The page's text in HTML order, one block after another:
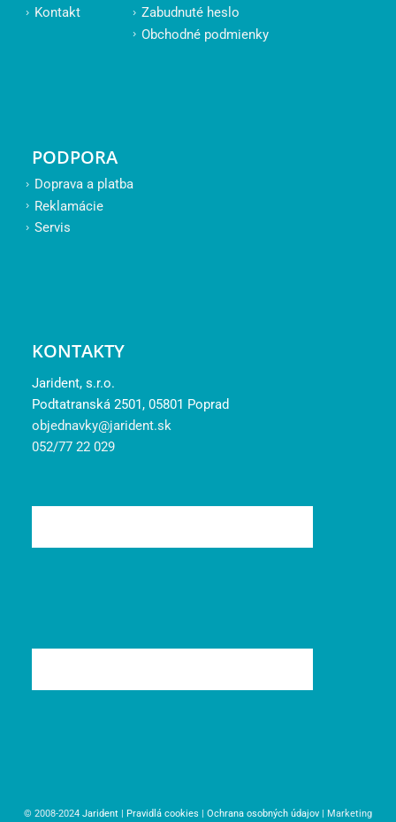
Kontakt
Zabudnuté heslo
Obchodné podmienky
PODPORA
Doprava a platba
Reklamácie
Servis
KONTAKTY
Jarident, s.r.o.
Podtatranská 2501, 05801 Poprad
objednavky@jarident.sk
052/77 22 029
© 2008-2024 Jarident | Pravidlá cookies | Ochrana osobných údajov | Marketing